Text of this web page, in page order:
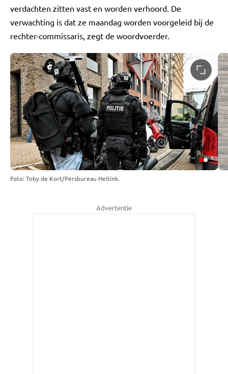
verdachten zitten vast en worden verhoord. De
verwachting is dat ze maandag worden voorgeleid bij de
rechter-commissaris, zegt de woordvoerder.
Foto: Toby de Kort/Persbureau Heitink.
Advertentie